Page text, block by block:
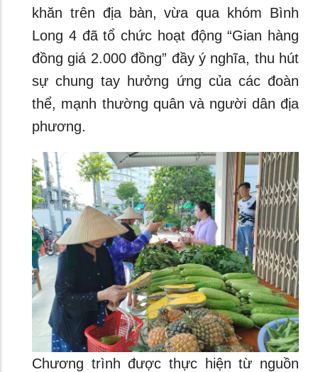
khăn trên địa bàn, vừa qua khóm Bình
Long 4 đã tổ chức hoạt động “Gian hàng
đồng giá 2.000 đồng” đầy ý nghĩa, thu hút
sự chung tay hưởng ứng của các đoàn
thể, mạnh thường quân và người dân địa
phương.
Chương trình được thực hiện từ nguồn